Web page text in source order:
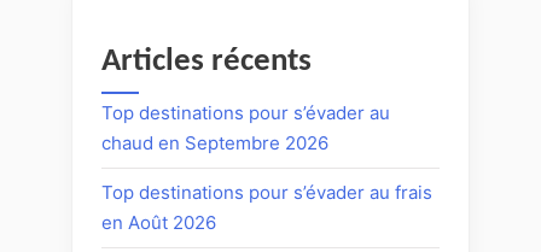
Articles récents
Top destinations pour s’évader au
chaud en Septembre 2026
Top destinations pour s’évader au frais
en Août 2026